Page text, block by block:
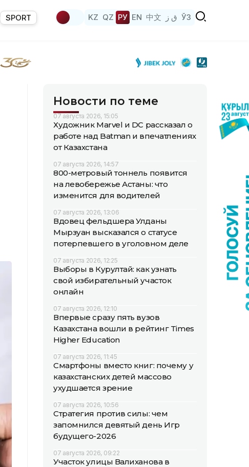
SPORT KZ QZ РУ EN 中文 ق ز ЎЗ
Новости по теме
07 августа 2026, 15:05
Художник Marvel и DC рассказал о
работе над Batman и впечатлениях
от Казахстана
07 августа 2026, 14:57
800-метровый тоннель появится
на левобережье Астаны: что
изменится для водителей
07 августа 2026, 13:06
Вдовец фельдшера Улданы
Мырзуан высказался о статусе
потерпевшего в уголовном деле
07 августа 2026, 12:25
Выборы в Курултай: как узнать
свой избирательный участок
онлайн
07 августа 2026, 12:10
Впервые сразу пять вузов
Казахстана вошли в рейтинг Times
Higher Education
07 августа 2026, 11:45
Смартфоны вместо книг: почему у
казахстанских детей массово
ухудшается зрение
07 августа 2026, 10:56
Стратегия против силы: чем
запомнился девятый день Игр
будущего-2026
07 августа 2026, 09:22
Участок улицы Валиханова в